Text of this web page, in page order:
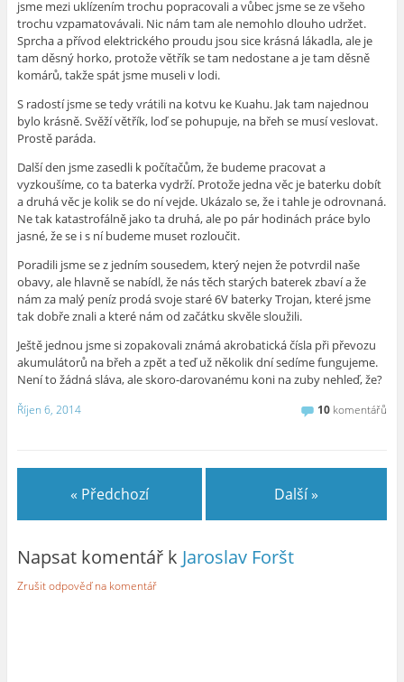
jsme mezi uklízením trochu popracovali a vůbec jsme se ze všeho
trochu vzpamatovávali. Nic nám tam ale nemohlo dlouho udržet.
Sprcha a přívod elektrického proudu jsou sice krásná lákadla, ale je
tam děsný horko, protože větřík se tam nedostane a je tam děsně
komárů, takže spát jsme museli v lodi.
S radostí jsme se tedy vrátili na kotvu ke Kuahu. Jak tam najednou
bylo krásně. Svěží větřík, loď se pohupuje, na břeh se musí veslovat.
Prostě paráda.
Další den jsme zasedli k počítačům, že budeme pracovat a
vyzkoušíme, co ta baterka vydrží. Protože jedna věc je baterku dobít
a druhá věc je kolik se do ní vejde. Ukázalo se, že i tahle je odrovnaná.
Ne tak katastrofálně jako ta druhá, ale po pár hodinách práce bylo
jasné, že se i s ní budeme muset rozloučit.
Poradili jsme se z jedním sousedem, který nejen že potvrdil naše
obavy, ale hlavně se nabídl, že nás těch starých baterek zbaví a že
nám za malý peníz prodá svoje staré 6V baterky Trojan, které jsme
tak dobře znali a které nám od začátku skvěle sloužili.
Ještě jednou jsme si zopakovali známá akrobatická čísla při převozu
akumulátorů na břeh a zpět a teď už několik dní sedíme fungujeme.
Není to žádná sláva, ale skoro-darovanému koni na zuby nehleď, že?
Říjen 6, 2014 10 komentářů
« Předchozí Další »
Napsat komentář k Jaroslav Foršt
Zrušit odpověď na komentář